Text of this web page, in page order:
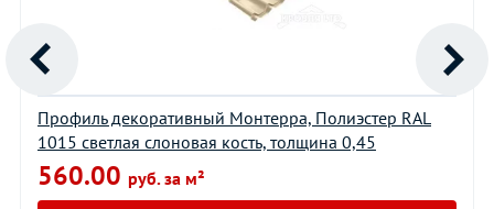
Профиль декоративный Монтерра, Полиэстер RAL
1015 светлая слоновая кость, толщина 0,45
560.00 руб. за м²